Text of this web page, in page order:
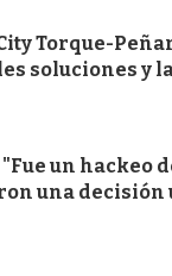
Torque-
soluciones y
un hackeo
una decisión